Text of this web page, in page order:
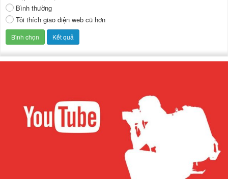
Bình thường
Tôi thích giao diện web cũ hơn